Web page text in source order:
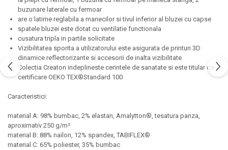
Jachete / Bluze salopeta
Pantaloni de lucru cu pieptar
Pantaloni de lucru in talie
Tricouri polo
Veste de lucru
buzunare laterale cu fermoar
are o latime reglabila a manecilor si tivul inferior al bluzei cu capse
spatele bluzei este dotat cu ventilatie functionala
cusatura tripla in partile solicitate
Vizibilitatea sporita a utilizatorului este asigurata de printuri 3D
dinamice reflectorizante si accesorii de inalta vizibilitate
Colectia Creaton indeplineste cerintele de sanatate si este titular de
certificare OEKO TEX®Standard 100
Caracteristici:
material A: 98% bumbac, 2% elastan, Amalytton®, tesatura panza,
aproximativ 250 g/m²
material B: 88% nailon, 12% spandex, TABIFLEX®
material C: 65% poliester, 35% bumbac